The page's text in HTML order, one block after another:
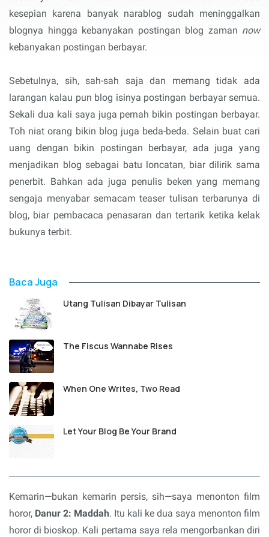
kesepian karena banyak narablog sudah meninggalkan
blognya hingga kebanyakan postingan blog zaman now
kebanyakan postingan berbayar.
Sebetulnya, sih, sah-sah saja dan memang tidak ada
larangan kalau pun blog isinya postingan berbayar semua.
Sekali dua kali saya juga pernah bikin postingan berbayar.
Toh niat orang bikin blog juga beda-beda. Selain buat cari
uang dengan bikin postingan berbayar, ada juga yang
menjadikan blog sebagai batu loncatan, biar dilirik sama
penerbit. Bahkan ada juga penulis beken yang memang
sengaja menyabar semacam teaser tulisan terbarunya di
blog, biar pembacaca penasaran dan tertarik ketika kelak
bukunya terbit.
Baca Juga
Utang Tulisan Dibayar Tulisan
The Fiscus Wannabe Rises
When One Writes, Two Read
Let Your Blog Be Your Brand
Kemarin—bukan kemarin persis, sih—saya menonton film
horor, Danur 2: Maddah. Itu kali ke dua saya menonton film
horor di bioskop. Kali pertama saya rela mengorbankan diri